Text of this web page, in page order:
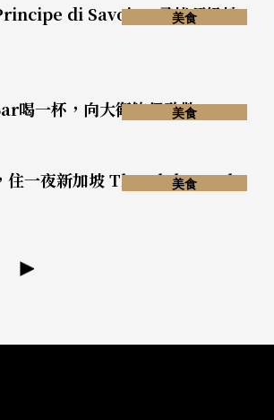
di Savoia，尋找頂級松
美食
喝一杯，向大衛鮑伊致敬
美食
住一夜新加坡 The Club Hotel
美食